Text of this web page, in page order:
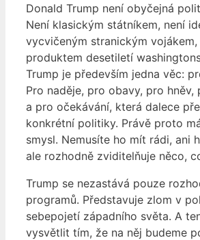
Donald Trump není obyčejná
Není klasickým státníkem, není
vycvičeným stranickým vojákem,
produktem desetiletí
Trump je především jedna věc:
Pro naděje, pro obavy, pro
a pro očekávání, která dalece
konkrétní politiky. Právě proto
smysl. Nemusíte ho mít rádi, ani
ale rozhodně zviditelňuje něco,
Trump se nezastává pouze
programů. Představuje zlom v
sebepojetí západního světa. A
vysvětlit tím, že na něj budeme